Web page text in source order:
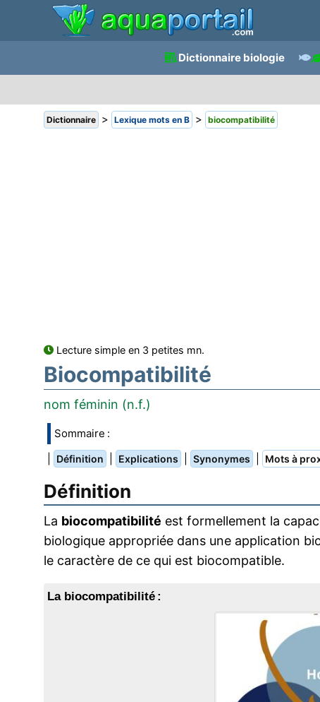
Dictionnaire biologie
Dictionnaire > Lexique mots en B > biocompatibilité
Lecture simple en 3 petites mn.
Biocompatibilité
nom féminin (n.f.)
Sommaire :
Définition Explications Synonymes Mots à
Définition
La biocompatibilité est formellement la
biologique appropriée dans une application
le caractère de ce qui est biocompatible.
La biocompatibilité :